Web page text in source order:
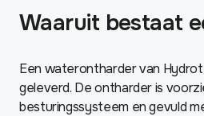
Waaruit bestaat
Een waterontharder van
geleverd. De ontharder is
besturingssysteem en gevuld